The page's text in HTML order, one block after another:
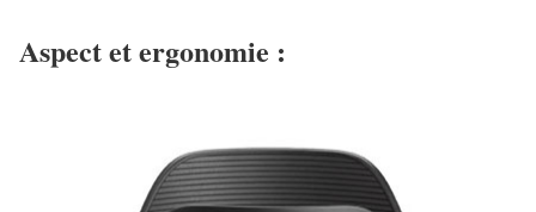
Aspect et ergonomie :